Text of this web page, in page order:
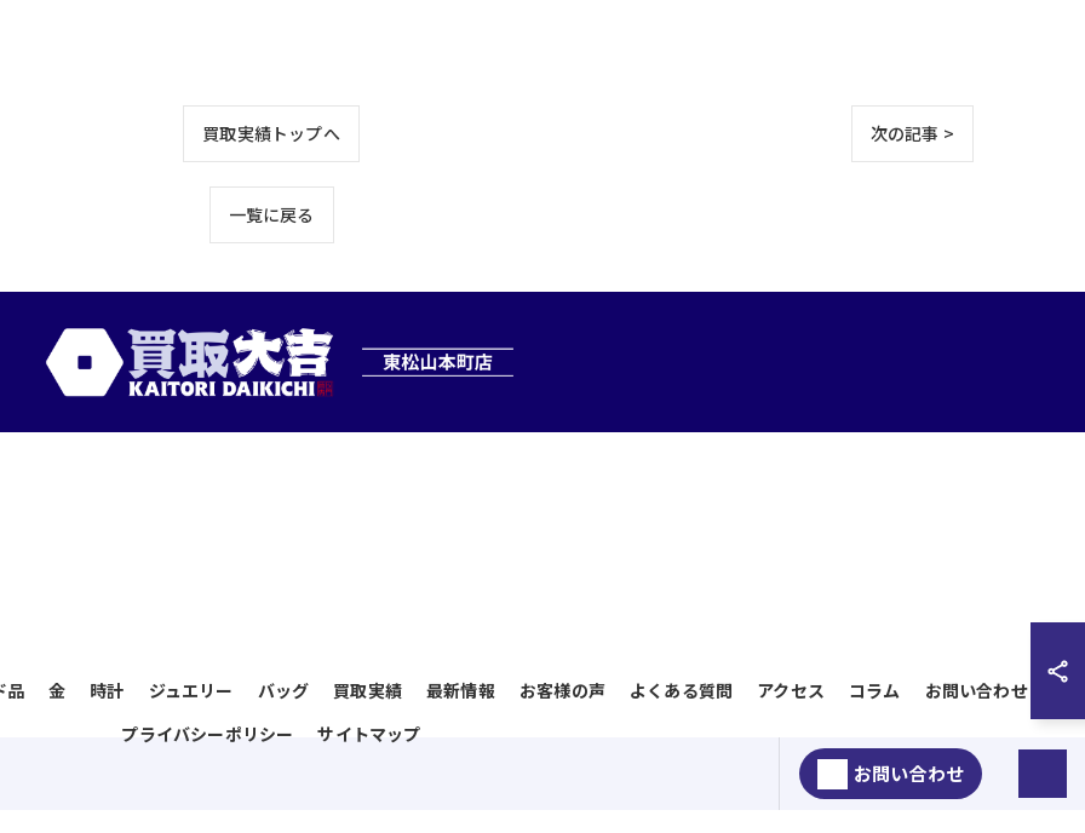
買取実績トップへ 次の記事 >
一覧に戻る
お問い合わせ
品 金 時計 ジュエリー バッグ 買取実績 最新情報 お客様の声 よくある質問 アクセス コラム
お問い合わせ
プライバシーポリシー
サイトマップ